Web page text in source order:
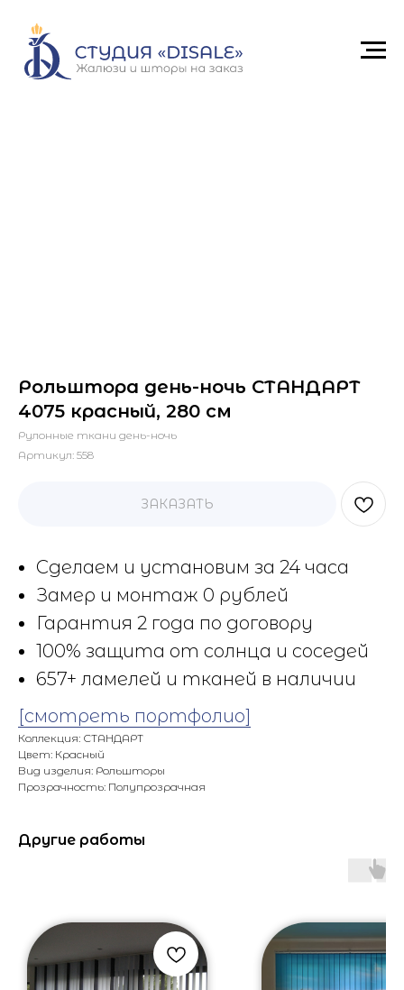
Рольштора день-ночь СТАНДАРТ
4075 красный, 280 см
Рулонные ткани день-ночь
Артикул: 558
ЗАКАЗАТЬ
Сделаем и установим за 24 часа
Замер и монтаж 0 рублей
Гарантия 2 года по договору
100% защита от солнца и соседей
657+ ламелей и тканей в наличии
[смотреть портфолио]
Коллекция: СТАНДАРТ
Цвет: Красный
Вид изделия: Рольшторы
Прозрачность: Полупрозрачная
Другие работы